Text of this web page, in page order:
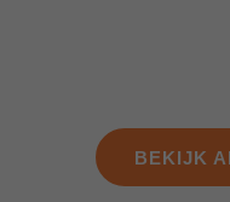
BEKIJK